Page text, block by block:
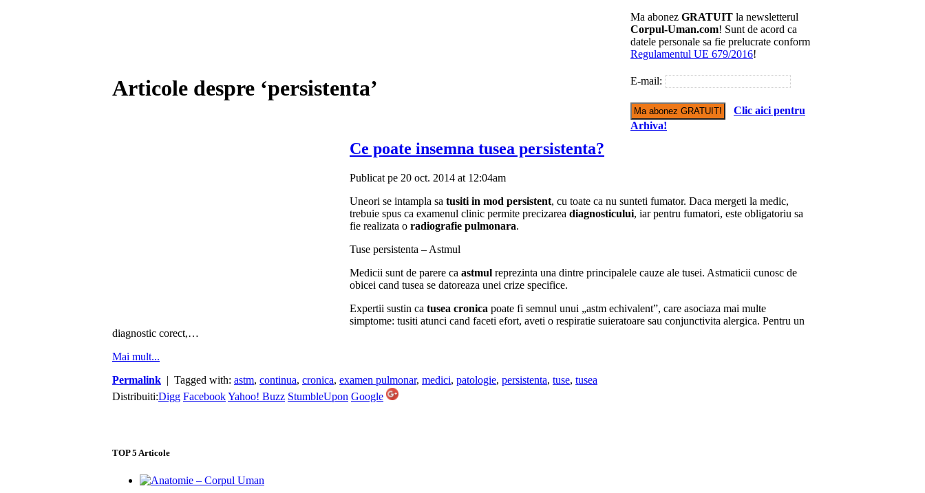
Ma abonez GRATUIT la newsletterul
Corpul-Uman.com! Sunt de acord ca
datele personale sa fie prelucrate conform
Regulamentul UE 679/2016!
E-mail:
Clic aici pentru
Arhiva!
Articole despre ‘persistenta’
Ce poate insemna tusea persistenta?
Publicat pe 20 oct. 2014 at 12:04am
Uneori se intampla sa tusiti in mod persistent, cu toate ca nu sunteti fumator. Daca mergeti la medic,
trebuie spus ca examenul clinic permite precizarea diagnosticului, iar pentru fumatori, este obligatoriu sa
fie realizata o radiografie pulmonara.
Tuse persistenta – Astmul
Medicii sunt de parere ca astmul reprezinta una dintre principalele cauze ale tusei. Astmaticii cunosc de
obicei cand tusea se datoreaza unei crize specifice.
Expertii sustin ca tusea cronica poate fi semnul unui „astm echivalent”, care asociaza mai multe
simptome: tusiti atunci cand faceti efort, aveti o respiratie suieratoare sau conjunctivita alergica. Pentru un
diagnostic corect,…
Mai mult...
Permalink | Tagged with: astm, continua, cronica, examen pulmonar, medici, patologie, persistenta, tuse, tusea
Distribuiti:Digg FacebookYahoo! Buzz StumbleUpon Google
TOP5 Articole